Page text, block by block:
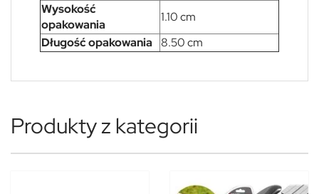
Wysokość
opakowania
1.10 cm
Długość opakowania
8.50 cm
Produkty z kategorii